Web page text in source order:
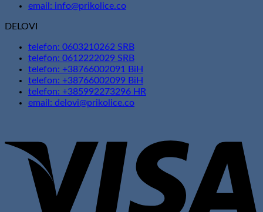
email: info@prikolice.co
DELOVI
telefon: 0603210262 SRB
telefon: 0612222029 SRB
telefon: +38766002091 BiH
telefon: +38766002099 BiH
telefon: +385992273296 HR
email: delovi@prikolice.co